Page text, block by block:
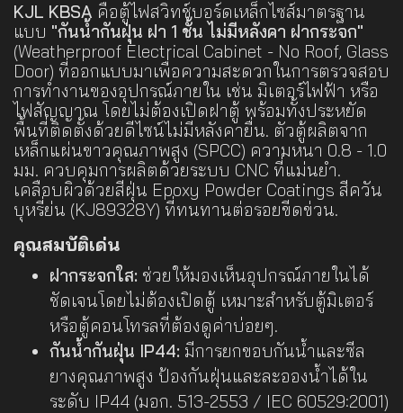
KJL KBSA คือตู้ไฟสวิทช์บอร์ดเหล็กไซส์มาตรฐาน
แบบ "กันน้ำกันฝุ่น ฝา 1 ชั้น ไม่มีหลังคา ฝากระจก"
(Weatherproof Electrical Cabinet - No Roof, Glass
Door) ที่ออกแบบมาเพื่อความสะดวกในการตรวจสอบ
การทำงานของอุปกรณ์ภายใน เช่น มิเตอร์ไฟฟ้า หรือ
ไฟสัญญาณ โดยไม่ต้องเปิดฝาตู้ พร้อมทั้งประหยัด
พื้นที่ติดตั้งด้วยดีไซน์ไม่มีหลังคายื่น. ตัวตู้ผลิตจาก
เหล็กแผ่นขาวคุณภาพสูง (SPCC) ความหนา 0.8 - 1.0
มม. ควบคุมการผลิตด้วยระบบ CNC ที่แม่นยำ.
เคลือบผิวด้วยสีฝุ่น Epoxy Powder Coatings สีควัน
บุหรี่ย่น (KJ89328Y) ที่ทนทานต่อรอยขีดข่วน.
คุณสมบัติเด่น
ฝากระจกใส: ช่วยให้มองเห็นอุปกรณ์ภายในได้
ชัดเจนโดยไม่ต้องเปิดตู้ เหมาะสำหรับตู้มิเตอร์
หรือตู้คอนโทรลที่ต้องดูค่าบ่อยๆ.
กันน้ำกันฝุ่น IP44: มีการยกขอบกันน้ำและซีล
ยางคุณภาพสูง ป้องกันฝุ่นและละอองน้ำได้ใน
ระดับ IP44 (มอก. 513-2553 / IEC 60529:2001)